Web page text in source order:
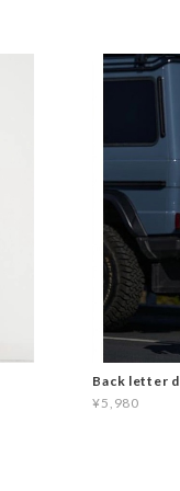
Back letter
¥5,980